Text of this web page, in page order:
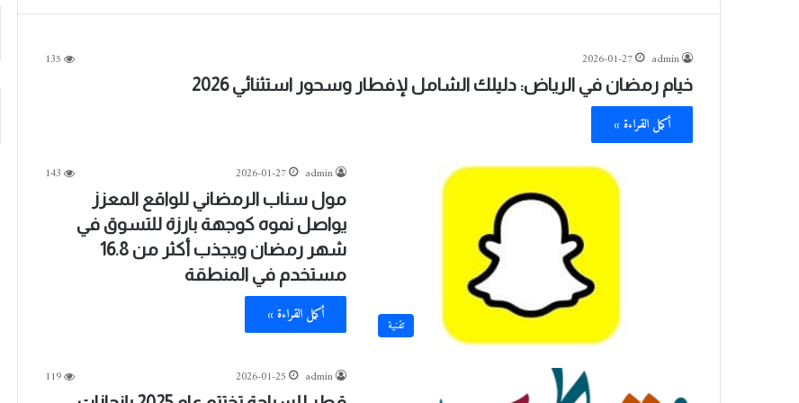
admin
2026-01-27
135
خيام رمضان في الرياض: دليلك الشامل لإفطار وسحور استثنائي 2026
أكمل القراءة »
تقنية
admin
2026-01-27
143
مول سناب الرمضاني للواقع المعزز
يواصل نموه كوجهة بارزة للتسوق في
شهر رمضان ويجذب أكثر من 16.8
مستخدم في المنطقة
أكمل القراءة »
admin
2026-01-25
119